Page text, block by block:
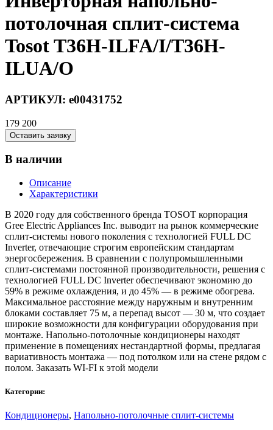
потолочная сплит-система
Tosot T36H-ILFA/I/T36H-
ILUA/O
АРТИКУЛ: e00431752
179 200
Оставить заявку
В наличии
Описание
Характеристики
В 2020 году для собственного бренда TOSOT корпорация
Gree Electric Appliances Inc. выводит на рынок коммерческие
сплит-системы нового поколения с технологией FULL DC
Inverter, отвечающие строгим европейским стандартам
энергосбережения. В сравнении с полупромышленными
сплит-системами постоянной производительности, решения с
технологией FULL DC Inverter обеспечивают экономию до
59% в режиме охлаждения, и до 45% — в режиме обогрева.
Максимальное расстояние между наружным и внутренним
блоками составляет 75 м, а перепад высот — 30 м, что создает
широкие возможности для конфигурации оборудования при
монтаже. Напольно-потолочные кондиционеры находят
применение в помещениях нестандартной формы, предлагая
вариативность монтажа — под потолком или на стене рядом с
полом. Заказать WI-FI к этой модели
Категории:
Кондиционеры, Напольно-потолочные сплит-системы